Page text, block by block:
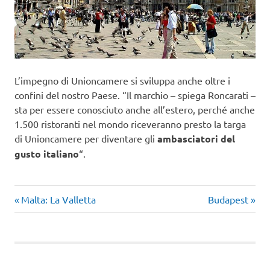
L’impegno di Unioncamere si sviluppa anche oltre i
confini del nostro Paese. “Il marchio – spiega Roncarati –
sta per essere conosciuto anche all’estero, perché anche
1.500 ristoranti nel mondo riceveranno presto la targa
di Unioncamere per diventare gli ambasciatori del
gusto italiano“.
Italiana
Navigazione
Articolo
precedente:
Malta: La Valletta
Articolo
successivo:
Budapest